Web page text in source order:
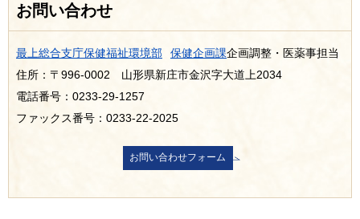
お問い合わせ
最上総合支庁保健福祉環境部 保健企画課企画調整・医薬事担当
住所：〒996-0002 山形県新庄市金沢字大道上2034
電話番号：0233-29-1257
ファックス番号：0233-22-2025